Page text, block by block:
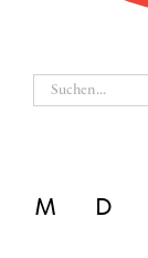
Suche
M D